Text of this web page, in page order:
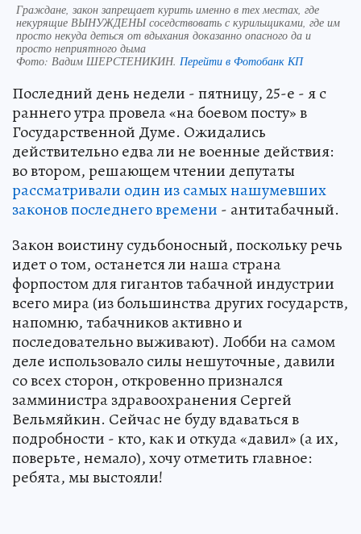
Граждане, закон запрещает курить именно в тех местах, где
некурящие ВЫНУЖДЕНЫ соседствовать с курильщиками, где им
просто некуда деться от вдыхания доказанно опасного да и
просто неприятного дыма
Фото: Вадим ШЕРСТЕНИКИН. Перейти в Фотобанк КП
Последний день недели - пятницу, 25-е - я с
раннего утра провела «на боевом посту» в
Государственной Думе. Ожидались
действительно едва ли не военные действия:
во втором, решающем чтении депутаты
рассматривали один из самых нашумевших
законов последнего времени - антитабачный.
Закон воистину судьбоносный, поскольку речь
идет о том, останется ли наша страна
форпостом для гигантов табачной индустрии
всего мира (из большинства других государств,
напомню, табачников активно и
последовательно выживают). Лобби на самом
деле использовало силы нешуточные, давили
со всех сторон, откровенно признался
замминистра здравоохранения Сергей
Вельмяйкин. Сейчас не буду вдаваться в
подробности - кто, как и откуда «давил» (а их,
поверьте, немало), хочу отметить главное:
ребята, мы выстояли!